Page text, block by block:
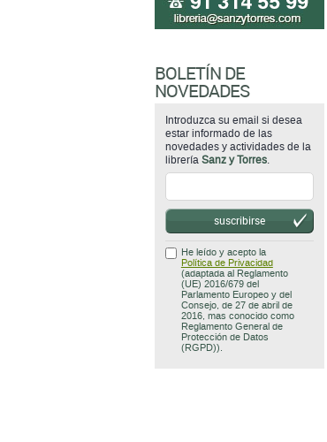
BOLETÍN DE
NOVEDADES
Introduzca su email si desea
estar informado de las
novedades y actividades de la
librería Sanz y Torres.
suscribirse
He leído y acepto la
Política de Privacidad
(adaptada al Reglamento
(UE) 2016/679 del
Parlamento Europeo y del
Consejo, de 27 de abril de
2016, mas conocido como
Reglamento General de
Protección de Datos
(RGPD)).